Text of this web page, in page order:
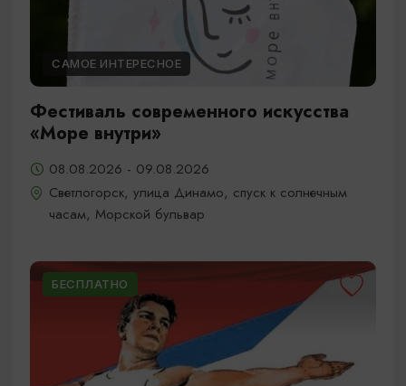
САМОЕ ИНТЕРЕСНОЕ
Фестиваль современного искусства
«Море внутри»
08.08.2026 - 09.08.2026
Светлогорск, улица Динамо, спуск к солнечным
часам, Морской бульвар
БЕСПЛАТНО